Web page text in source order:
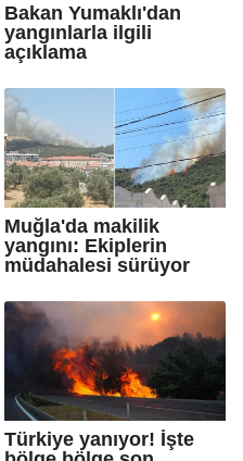
Bakan Yumaklı'dan
yangınlarla ilgili
açıklama
Muğla'da makilik
yangını: Ekiplerin
müdahalesi sürüyor
Türkiye yanıyor! İşte